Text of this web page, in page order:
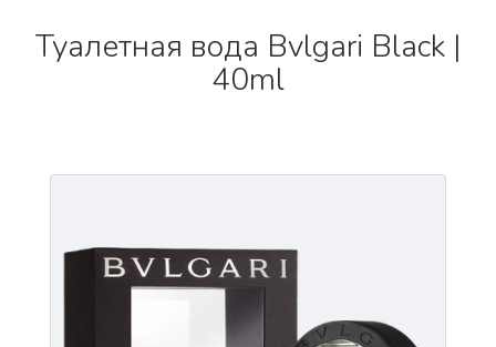
Туалетная вода Bvlgari Black |
40ml